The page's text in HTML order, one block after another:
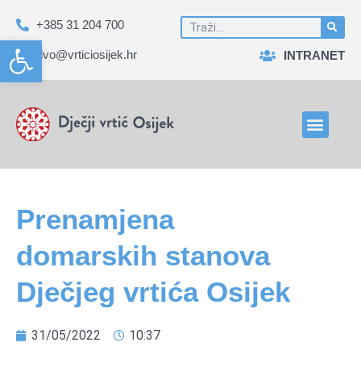
Open toolbar
+385 31 204 700
dvo@vrticiosijek.hr INTRANET
Prenamjena
domarskih stanova
Dječjeg vrtića Osijek
31/05/2022 10:37